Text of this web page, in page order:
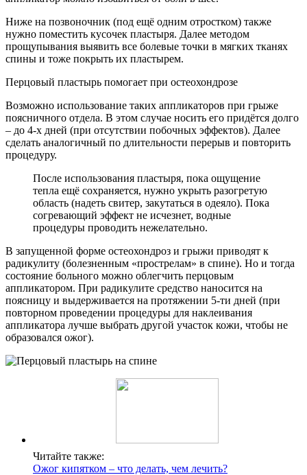
Ниже на позвоночник (под ещё одним отростком) также
нужно поместить кусочек пластыря. Далее методом
прощупывания выявить все болевые точки в мягких тканях
спины и тоже покрыть их пластырем.
Перцовый пластырь помогает при остеохондрозе
Возможно использование таких аппликаторов при грыже
поясничного отдела. В этом случае носить его придётся долго
– до 4-х дней (при отсутствии побочных эффектов). Далее
сделать аналогичный по длительности перерыв и повторить
процедуру.
После использования пластыря, пока ощущение
тепла ещё сохраняется, нужно укрыть разогретую
область (надеть свитер, закутаться в одеяло). Пока
согревающий эффект не исчезнет, водные
процедуры проводить нежелательно.
В запущенной форме остеохондроз и грыжи приводят к
радикулиту (болезненным «прострелам» в спине). Но и тогда
состояние больного можно облегчить перцовым
аппликатором. При радикулите средство наносится на
поясницу и выдерживается на протяжении 5-ти дней (при
повторном проведении процедуры для наклеивания
аппликатора лучше выбрать другой участок кожи, чтобы не
образовался ожог).
Читайте также:
Ожог кипятком – что делать, чем лечить?